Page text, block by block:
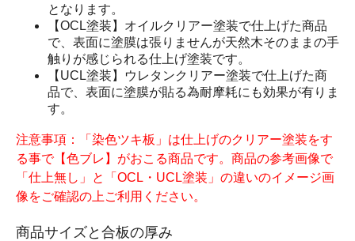
となります。
【OCL塗装】オイルクリアー塗装で仕上げた商品
で、表面に塗膜は張りませんが天然木そのままの手
触りが感じられる仕上げ塗装です。
【UCL塗装】ウレタンクリアー塗装で仕上げた商
品で、表面に塗膜が貼る為耐摩耗にも効果が有りま
す。
注意事項：「染色ツキ板」は仕上げのクリアー塗装をす
る事で【色ブレ】がおこる商品です。商品の参考画像で
「仕上無し」と「OCL・UCL塗装」の違いのイメージ画
像をご確認の上ご利用ください。
商品サイズと合板の厚み